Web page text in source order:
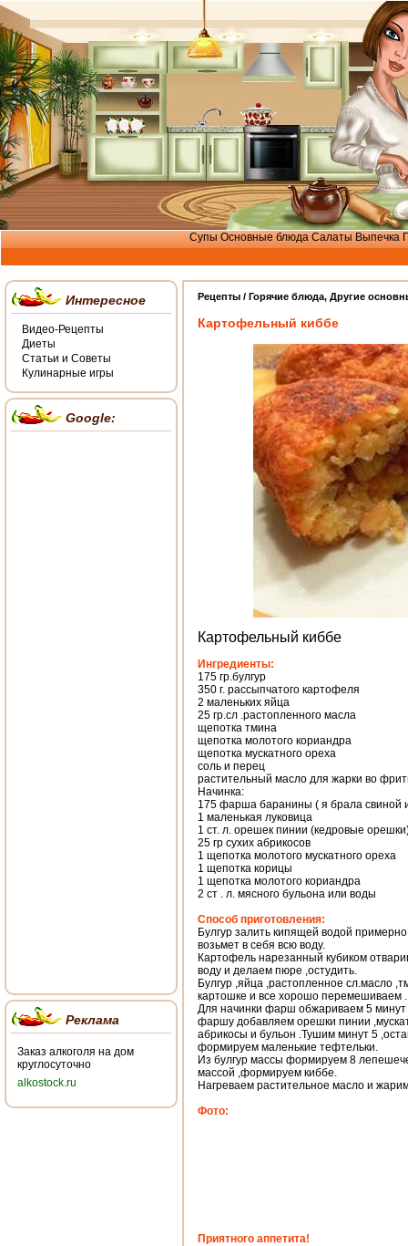
Супы Основные блюда Салаты Выпечка
Рецепты / Горячие блюда, Другие
Картофельный киббе
Картофельный киббе
Ингредиенты:
175 гр.булгур
350 г. рассыпчатого картофеля
2 маленьких яйцa
25 гр.сл .растопленного масла
щепотка тминa
щепотка молотого кориандра
щепотка мускатного ореха
соль и перец
растительный масло для жарки во
Начинка:
175 фарша баранины ( я брала свиной
1 маленькая луковица
1 ст. л. орешек пинии (кедровые
25 гр сухих абрикосов
1 щепотка молотого мускатного ореха
1 щепотка корицы
1 щепотка молотого кориандра
2 ст . л. мясного бульона или воды
Способ приготовления:
Булгур залить кипящей водой
возьмет в себя всю воду.
Картофель нарезанный кубиком
воду и делаем пюре ,остудить.
Булгур ,яйца ,растопленное сл.масло
картошке и все хорошо перемешиваем .
Для начинки фарш обжариваем 5
фаршу добавляем орешки пинии
абрикосы и бульон .Тушим минут 5
формируем маленькие тефтельки.
Из булгур массы формируем 8
массой ,формируем киббе.
Нагреваем растительное масло и
Фото:
Приятного аппетита!
Интересное
Видео-Рецепты
Диеты
Статьи и Советы
Кулинарные игры
Google:
Реклама
Заказ алкоголя на дом
круглосуточно
alkostock.ru